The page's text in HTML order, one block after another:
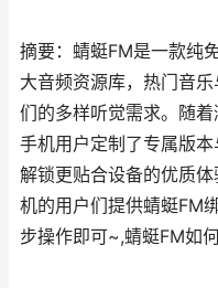
摘要：蜻蜓FM是一款纯
大音频资源库，热门音
们的多样听觉需求。随
手机用户定制了专属版
解锁更贴合设备的优质
机的用户们提供蜻蜓FM
步操作即可~,蜻蜓FM如